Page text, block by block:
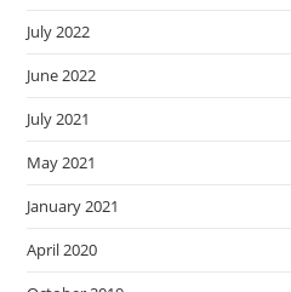
July 2022
June 2022
July 2021
May 2021
January 2021
April 2020